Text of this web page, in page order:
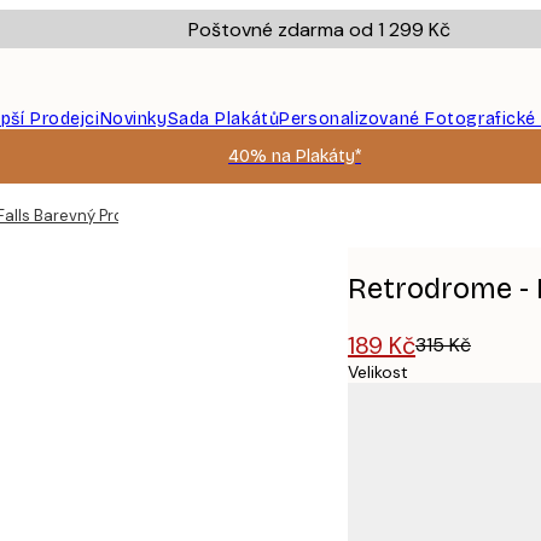
Poštovné zdarma od 1 299 Kč
ProdejciNovinkySada PlakátůPersonalizované Fotografické
40% na Plakáty*
Barevný Proud Plakát
Retrodrome -
189 Kč315 Kč
Velikost